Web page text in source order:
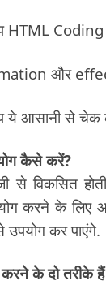
HTML
और effect
आसानी से चेक
कैसे करें?
विकसित
करने के लिए
कर पाएंगे.
के दो तरीके हैं